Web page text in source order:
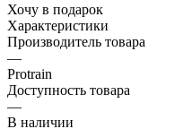
Хочу в подарок
Характеристики
Производитель товара
—
Protrain
Доступность товара
—
В наличии